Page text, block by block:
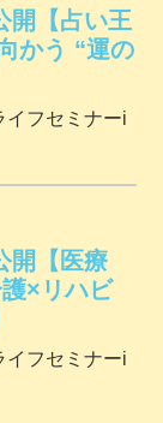
開【占い王
かう “運の
イフセミナーi
開【医療
×リハビ
イフセミナーi